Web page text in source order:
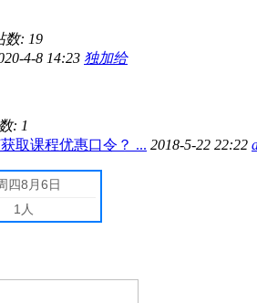
数: 19
4-8 14:23 独加给
: 1
取课程优惠口令？ ... 2018-5-22 22:22
四8月6日
1人